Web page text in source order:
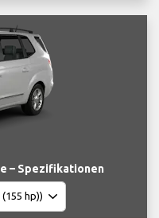
– Spezifikationen